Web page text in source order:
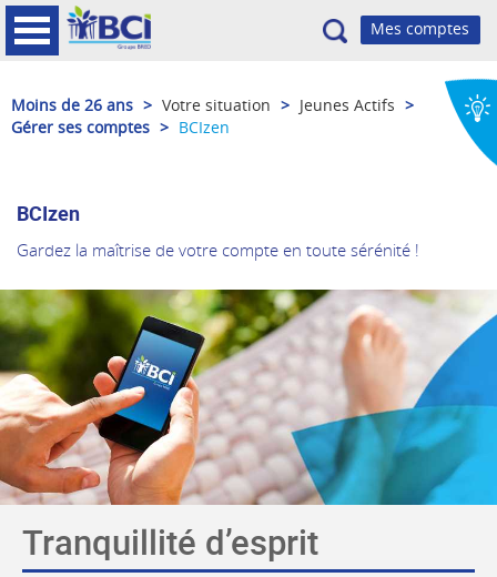
Recherche
Moins de 26 ans > Votre situation > Jeunes Actifs >
Gérer ses comptes > BCIzen
BCIzen
Gardez la maîtrise de votre compte en toute sérénité !
Tranquillité d’esprit